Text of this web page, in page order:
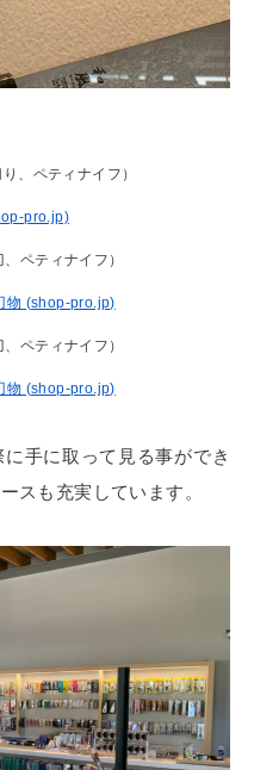
、ペティナイフ）
pro.jp)
ペティナイフ）
物 (shop-pro.jp)
ペティナイフ）
物 (shop-pro.jp)
手に取って見る事ができ
スも充実しています。